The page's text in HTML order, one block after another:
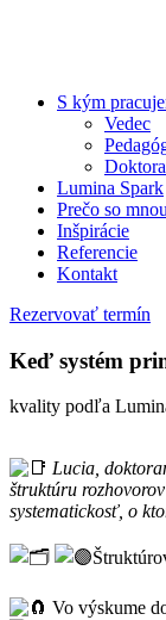
S kým
Vedec
Lumina Spark
Prečo so mnou
Inšpirácie
Referencie
Kontakt
Rezervovať termín
Keď systém
kvality podľa
Lucia,
štruktúru
systematickosť, o
Vo výskume